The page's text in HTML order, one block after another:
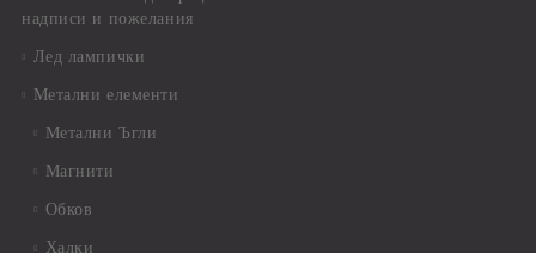
надписи и пожелания
Лед лампички
Метални елементи
Метални Ъгли
Магнити
Обков
Халки